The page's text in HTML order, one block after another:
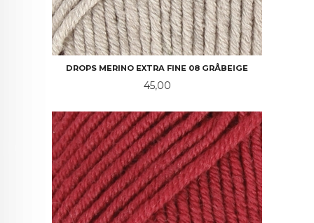
DROPS MERINO EXTRA FINE 08 GRÅBEIGE
Pris
45,00